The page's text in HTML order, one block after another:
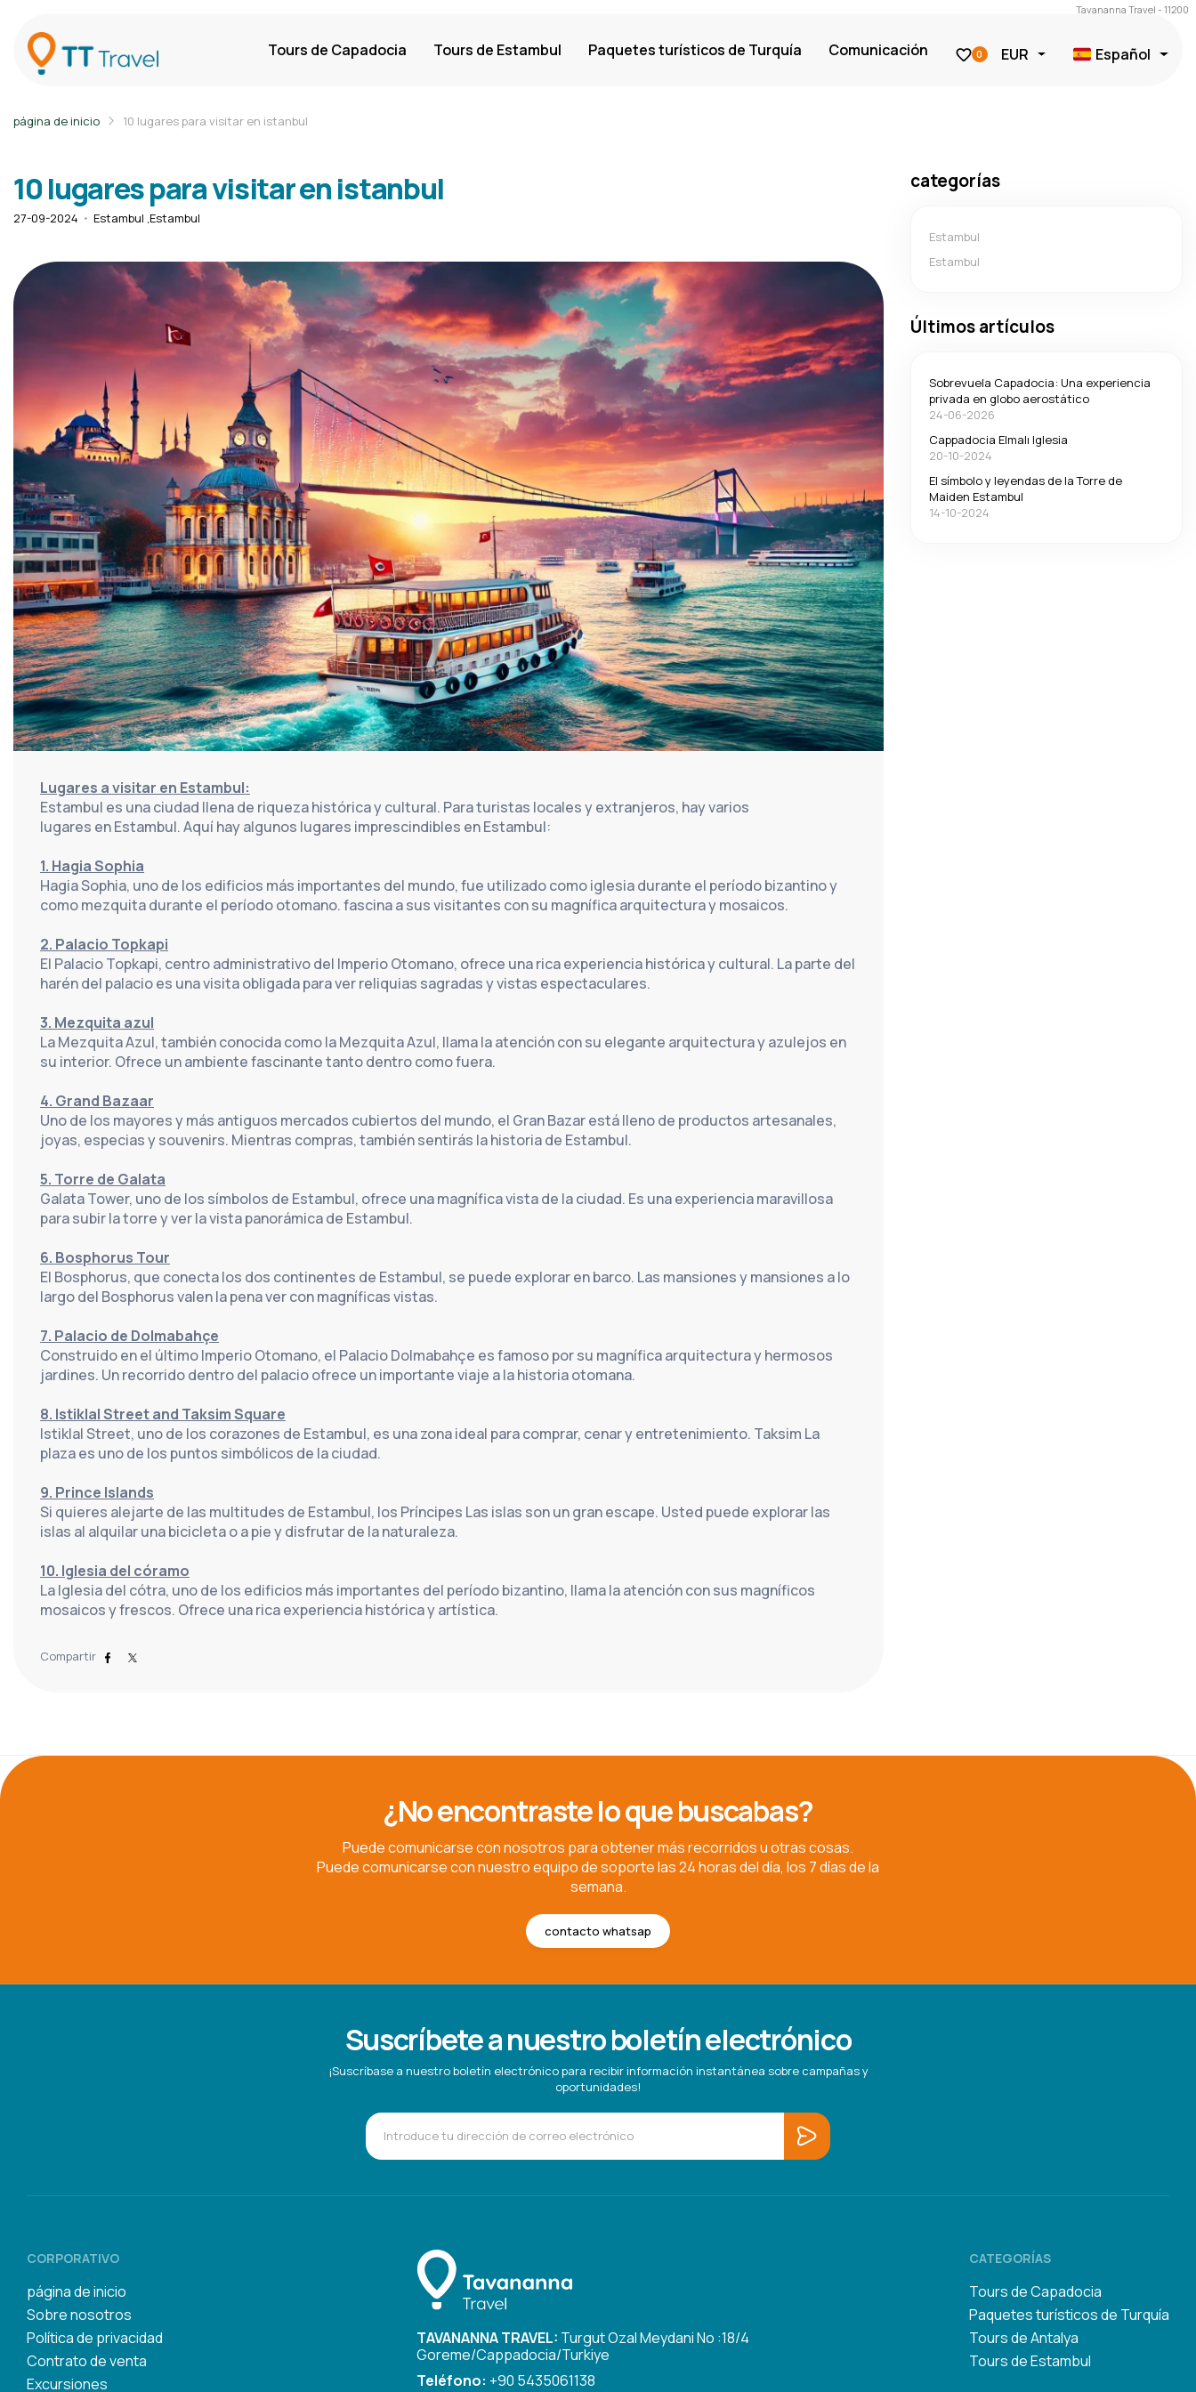
Tavananna Travel - 11200
Tours de Capadocia Tours de Estambul Paquetes turísticos de Turquía Comunicación 0 EUR Español
página de inicio 10 lugares para visitar en istanbul
10 lugares para visitar en istanbul
27-09-2024 Estambul ,Estambul
Lugares a visitar en Estambul:
Estambul es una ciudad llena de riqueza histórica y cultural. Para turistas locales y extranjeros, hay varios
lugares en Estambul. Aquí hay algunos lugares imprescindibles en Estambul:
1. Hagia Sophia
Hagia Sophia, uno de los edificios más importantes del mundo, fue utilizado como iglesia durante el período bizantino y
como mezquita durante el período otomano. fascina a sus visitantes con su magnífica arquitectura y mosaicos.
2. Palacio Topkapi
El Palacio Topkapi, centro administrativo del Imperio Otomano, ofrece una rica experiencia histórica y cultural. La parte del
harén del palacio es una visita obligada para ver reliquias sagradas y vistas espectaculares.
3. Mezquita azul
La Mezquita Azul, también conocida como la Mezquita Azul, llama la atención con su elegante arquitectura y azulejos en
su interior. Ofrece un ambiente fascinante tanto dentro como fuera.
4. Grand Bazaar
Uno de los mayores y más antiguos mercados cubiertos del mundo, el Gran Bazar está lleno de productos artesanales,
joyas, especias y souvenirs. Mientras compras, también sentirás la historia de Estambul.
5. Torre de Galata
Galata Tower, uno de los símbolos de Estambul, ofrece una magnífica vista de la ciudad. Es una experiencia maravillosa
para subir la torre y ver la vista panorámica de Estambul.
6. Bosphorus Tour
El Bosphorus, que conecta los dos continentes de Estambul, se puede explorar en barco. Las mansiones y mansiones a lo
largo del Bosphorus valen la pena ver con magníficas vistas.
7. Palacio de Dolmabahçe
Construido en el último Imperio Otomano, el Palacio Dolmabahçe es famoso por su magnífica arquitectura y hermosos
jardines. Un recorrido dentro del palacio ofrece un importante viaje a la historia otomana.
8. Istiklal Street and Taksim Square
Istiklal Street, uno de los corazones de Estambul, es una zona ideal para comprar, cenar y entretenimiento. Taksim La
plaza es uno de los puntos simbólicos de la ciudad.
9. Prince Islands
Si quieres alejarte de las multitudes de Estambul, los Príncipes Las islas son un gran escape. Usted puede explorar las
islas al alquilar una bicicleta o a pie y disfrutar de la naturaleza.
10. Iglesia del córamo
La Iglesia del cótra, uno de los edificios más importantes del período bizantino, llama la atención con sus magníficos
mosaicos y frescos. Ofrece una rica experiencia histórica y artística.
Compartir
categorías
Estambul
Estambul
Últimos artículos
Sobrevuela Capadocia: Una experiencia
privada en globo aerostático
24-06-2026
Cappadocia Elmalı Iglesia
20-10-2024
El símbolo y leyendas de la Torre de
Maiden Estambul
14-10-2024
¿No encontraste lo que buscabas?
Puede comunicarse con nosotros para obtener más recorridos u otras cosas.
Puede comunicarse con nuestro equipo de soporte las 24 horas del día, los 7 días de la
semana.
contacto whatsap
Suscríbete a nuestro boletín electrónico
¡Suscríbase a nuestro boletín electrónico para recibir información instantánea sobre campañas y
oportunidades!
CORPORATIVO
página de inicio
Sobre nosotros
Política de privacidad
Contrato de venta
Excursiones
TAVANANNA TRAVEL: Turgut Ozal Meydani No :18/4
Goreme/Cappadocia/Turkiye
Teléfono: +90 5435061138
CATEGORÍAS
Tours de Capadocia
Paquetes turísticos de Turquía
Tours de Antalya
Tours de Estambul